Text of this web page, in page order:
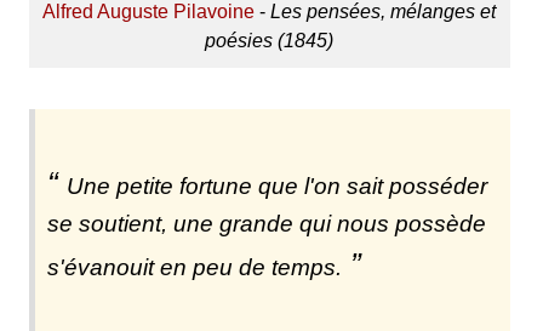
Alfred Auguste Pilavoine -Les pensées, mélanges et
poésies (1845)
Une petite fortune que l'on sait posséder
se soutient, une grande qui nous possède
s'évanouit en peu de temps.